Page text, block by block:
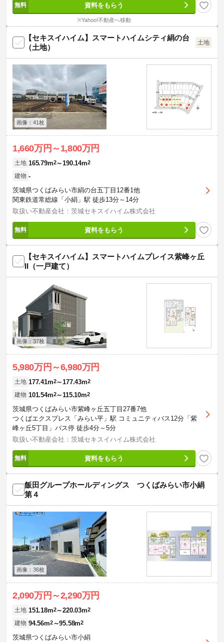
資料をもらう
※Yahoo!不動産へ移動
【セキスイハイム】スマートハイムシティ絹の台
（土地）
土地
画像：41枚
1,660万円～1,800万円
土地 165.79m2～190.14m2
建物 -
茨城県つくばみらい市絹の台五丁目12番1他
関東鉄道常総線「小絹」駅 徒歩13分～14分
取扱い不動産会社：茨城セキスイハイム株式会社
資料をもらう
【セキスイハイム】スマートハイムプレイス紫峰ヶ丘
II（一戸建て）
画像：37枚
5,980万円～6,980万円
土地 177.41m2～177.43m2
建物 101.54m2～115.10m2
茨城県つくばみらい市紫峰ヶ丘五丁目27番7他
つくばエクスプレス「みらい平」駅 コミュニティバス12分「紫
峰ヶ丘5丁目」バス停 徒歩4分～5分
取扱い不動産会社：茨城セキスイハイム株式会社
資料をもらう
飯田グループホールディングス つくばみらい市小絹
第４
画像：36枚
2,090万円～2,290万円
土地 151.18m2～220.03m2
建物 94.56m2～95.58m2
茨城県つくばみらい市小絹